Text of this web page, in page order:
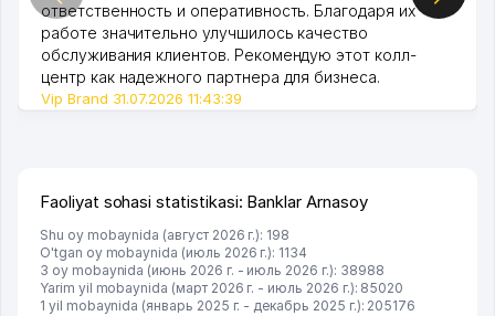
ответственность и оперативность. Благодаря их
работе значительно улучшилось качество
обслуживания клиентов. Рекомендую этот колл-
центр как надежного партнера для бизнеса.
Vip Brand 31.07.2026 11:43:39
Faoliyat sohasi statistikasi: Banklar Arnasoy
Shu oy mobaynida (август 2026 г.): 198
O'tgan oy mobaynida (июль 2026 г.): 1134
3 oy mobaynida (июнь 2026 г. - июль 2026 г.): 38988
Yarim yil mobaynida (март 2026 г. - июль 2026 г.): 85020
1 yil mobaynida (январь 2025 г. - декабрь 2025 г.): 205176